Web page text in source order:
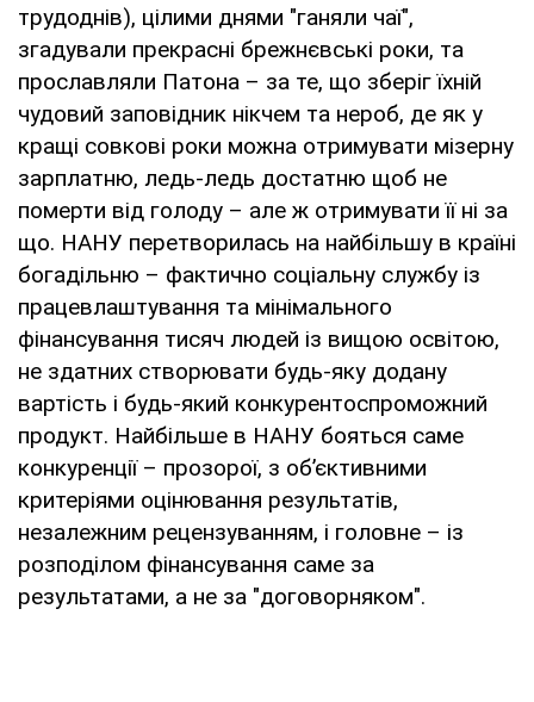
трудоднів), цілими днями "ганяли чаї",
згадували прекрасні брежнєвські роки, та
прославляли Патона – за те, що зберіг їхній
чудовий заповідник нікчем та нероб, де як у
кращі совкові роки можна отримувати мізерну
зарплатню, ледь-ледь достатню щоб не
померти від голоду – але ж отримувати її ні за
що. НАНУ перетворилась на найбільшу в країні
богадільню – фактично соціальну службу із
працевлаштування та мінімального
фінансування тисяч людей із вищою освітою,
не здатних створювати будь-яку додану
вартість і будь-який конкурентоспроможний
продукт. Найбільше в НАНУ бояться саме
конкуренції – прозорої, з об’єктивними
критеріями оцінювання результатів,
незалежним рецензуванням, і головне – із
розподілом фінансування саме за
результатами, а не за "договорняком".